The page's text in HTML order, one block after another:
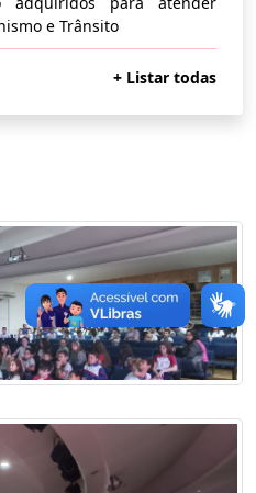
e Trânsito
+ Listar todas